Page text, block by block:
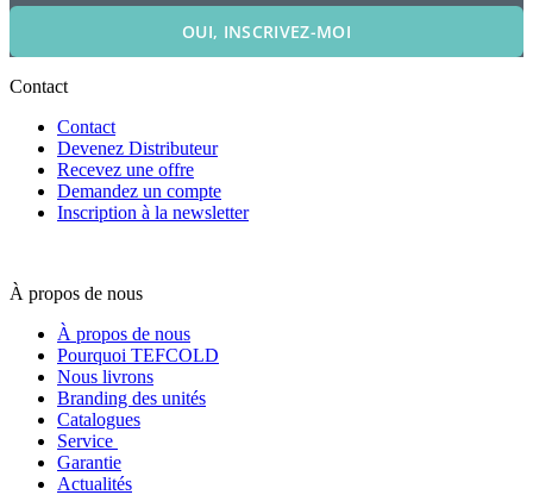
OUI, INSCRIVEZ-MOI
Contact
Contact
Devenez Distributeur
Recevez une offre
Demandez un compte
Inscription à la newsletter
À propos de nous
À propos de nous
Pourquoi TEFCOLD
Nous livrons
Branding des unités
Catalogues
Service
Garantie
Actualités